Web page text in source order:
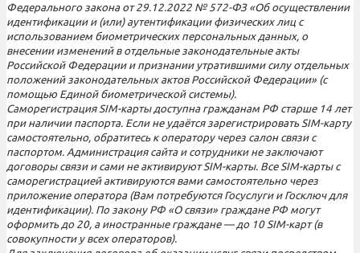
Федерального закона от 29.12.2022 № 572-ФЗ «Об осуществлении
идентификации и (или) аутентификации физических лиц с
использованием биометрических персональных данных, о
внесении изменений в отдельные законодательные акты
Российской Федерации и признании утратившими силу отдельных
положений законодательных актов Российской Федерации» (с
помощью Единой биометрической системы).
Саморегистрация SIM-карты доступна гражданам РФ старше 14 лет
при наличии паспорта. Если не удаётся зарегистрировать SIM-карту
самостоятельно, обратитесь к оператору через салон связи с
паспортом. Администрация сайта и сотрудники не заключают
договоры связи и сами не активируют SIM-карты. Все SIM-карты с
саморегистрацией активируются вами самостоятельно через
приложение оператора (Вам потребуются Госуслуги и Госключ для
идентификации). По закону РФ «О связи» граждане РФ могут
оформить до 20, а иностранные граждане — до 10 SIM-карт (в
совокупности у всех операторов).